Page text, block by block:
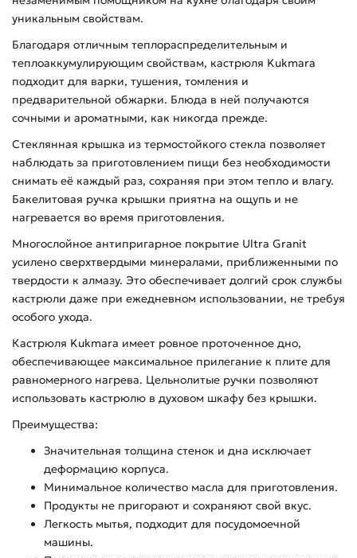
уникальным свойствам.
Благодаря отличным теплораспределительным и
теплоаккумулирующим свойствам, кастрюля Kukmara
подходит для варки, тушения, томления и
предварительной обжарки. Блюда в ней получаются
сочными и ароматными, как никогда прежде.
Стеклянная крышка из термостойкого стекла позволяет
наблюдать за приготовлением пищи без необходимости
снимать её каждый раз, сохраняя при этом тепло и влагу.
Бакелитовая ручка крышки приятна на ощупь и не
нагревается во время приготовления.
Многослойное антипригарное покрытие Ultra Granit
усилено сверхтвердыми минералами, приближенными по
твердости к алмазу. Это обеспечивает долгий срок службы
кастрюли даже при ежедневном использовании, не требуя
особого ухода.
Кастрюля Kukmara имеет ровное проточенное дно,
обеспечивающее максимальное прилегание к плите для
равномерного нагрева. Цельнолитые ручки позволяют
использовать кастрюлю в духовом шкафу без крышки.
Преимущества:
Значительная толщина стенок и дна исключает
деформацию корпуса.
Минимальное количество масла для приготовления.
Продукты не пригорают и сохраняют свой вкус.
Легкость мытья, подходит для посудомоечной
машины.